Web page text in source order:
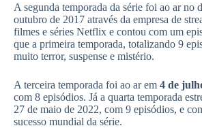
A segunda temporada da série foi ao ar no
outubro de 2017 através da empresa de
filmes e séries Netflix e contou com um
que a primeira temporada, totalizando 9
muito terror, suspense e mistério.
A terceira temporada foi ao ar em 4 de
com 8 episódios. Já a quarta temporada
27 de maio de 2022, com 9 episódios, e
sucesso mundial da série.